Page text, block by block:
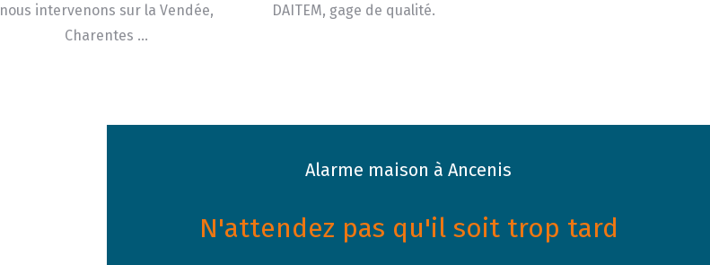
nous intervenons sur la Vendée,
Charentes …
DAITEM, gage de qualité.
Alarme maison à Ancenis
N'attendez pas qu'il soit trop tard